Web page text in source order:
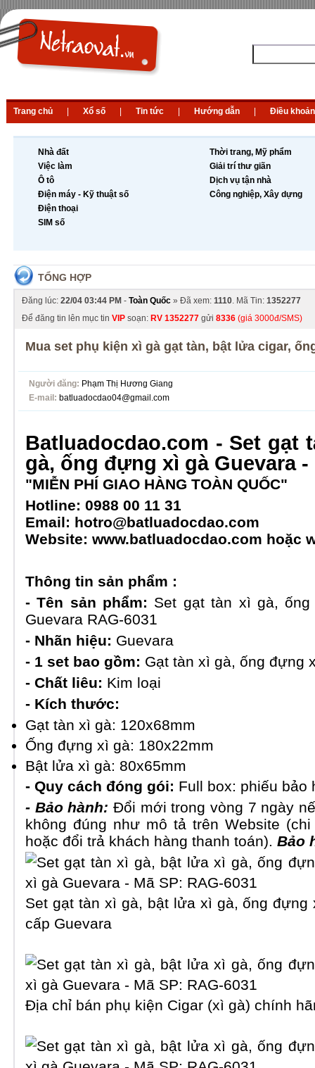
Trang chủ Xổ số Tin tức Hướng dẫn Điều khoản
Nhà đất
Việc làm
Ô tô
Điện máy - Kỹ thuật số
Điện thoại
SIM số
Thời trang, Mỹ phẩm
Giải trí thư giãn
Dịch vụ tận nhà
Công nghiệp, Xây dựng
TỔNG HỢP
Đăng lúc: 22/04 03:44 PM - Toàn Quốc » Đã xem: 1110. Mã Tin: 1352277
Để đăng tin lên mục tin VIP soạn: RV 1352277 gửi 8336 (giá 3000đ/SMS)
Mua set phụ kiện xì gà gạt tàn, bật lửa cigar,
Người đăng: Phạm Thị Hương Giang
E-mail: batluadocdao04@gmail.com
Batluadocdao.com - Set gạt
gà, ống đựng xì gà Guevara -
"MIỄN PHÍ GIAO HÀNG TOÀN QUỐC"
Hotline: 0988 00 11 31
Email: hotro@batluadocdao.com
Website: www.batluadocdao.com hoặc
Thông tin sản phẩm :
- Tên sản phẩm: Set gạt tàn xì gà,
Guevara RAG-6031
- Nhãn hiệu: Guevara
- 1 set bao gồm: Gạt tàn xì gà, ống đựng
- Chất liêu: Kim loại
- Kích thước:
Gạt tàn xì gà: 120x68mm
Ống đựng xì gà: 180x22mm
Bật lửa xì gà: 80x65mm
- Quy cách đóng gói: Full box: phiếu bảo
- Bảo hành: Đổi mới trong vòng 7 ngày
không đúng như mô tả trên Website
hoặc đổi trả khách hàng thanh toán). Bảo
Set gạt tàn xì gà, bật lửa xì gà, ống đựng
cấp Guevara
Địa chỉ bán phụ kiện Cigar (xì gà) chính